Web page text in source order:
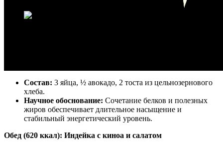
Делаем этот
мир легче!
Состав: 3 яйца, ½ авокадо, 2 тоста из цельнозернового
хлеба.
Научное обоснование: Сочетание белков и полезных
жиров обеспечивает длительное насыщение и
стабильный энергетический уровень.
Обед (620 ккал): Индейка с киноа и салатом